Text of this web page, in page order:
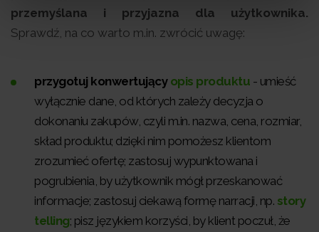
przemyślana i przyjazna dla użytkownika.
Sprawdź, na co warto m.in. zwrócić uwagę:
przygotuj konwertujący opis produktu - umieść
wyłącznie dane, od których zależy decyzja o
dokonaniu zakupów, czyli m.in. nazwa, cena, rozmiar,
skład produktu; dzięki nim pomożesz klientom
zrozumieć ofertę; zastosuj wypunktowana i
pogrubienia, by użytkownik mógł przeskanować
informacje; zastosuj ciekawą formę narracji, np. story
telling; pisz językiem korzyści, by klient poczuł, że